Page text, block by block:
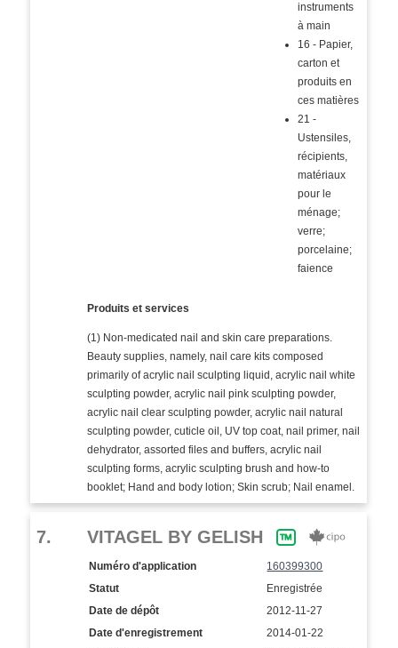
instruments
à main
16 - Papier,
carton et
produits en
ces matières
21 -
Ustensiles,
récipients,
matériaux
pour le
ménage;
verre;
porcelaine;
faience
Produits et services
(1) Non-medicated nail and skin care preparations.
Beauty supplies, namely, nail care kits composed
primarily of acrylic nail sculpting liquid, acrylic nail white
sculpting powder, acrylic nail pink sculpting powder,
acrylic nail clear sculpting powder, acrylic nail natural
sculpting powder, cuticle oil, UV top coat, nail primer, nail
dehydrator, assorted files and buffers, acrylic nail
sculpting forms, acrylic sculpting brush and how-to
booklet; Hand and body lotion; Skin scrub; Nail enamel.
7. VITAGEL BY GELISH
Numéro d'application
160399300
Statut
Enregistrée
Date de dépôt
2012-11-27
Date d'enregistrement
2014-01-22